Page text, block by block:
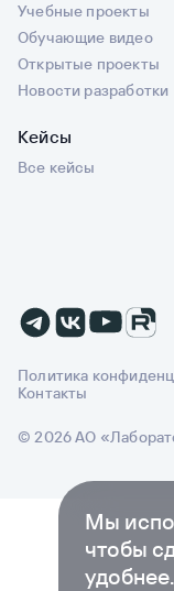
Учебные проекты
Обучающие видео
Открытые проекты
Новости разработки
Кейсы
Все кейсы
© 2026 АО
Политика
Контакты
Мы
чтобы
удобнее.